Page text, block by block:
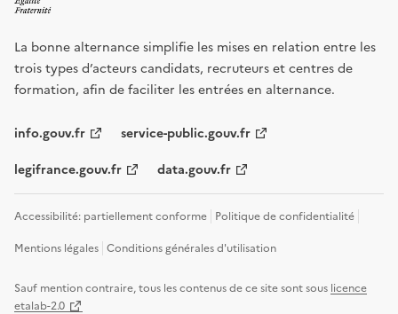
La bonne alternance simplifie les mises en relation entre les
trois types d’acteurs candidats, recruteurs et centres de
formation, afin de faciliter les entrées en alternance.
info.gouv.fr service-public.gouv.fr
legifrance.gouv.fr data.gouv.fr
Accessibilité: partiellement conforme Politique de confidentialité
Mentions légales Conditions générales d'utilisation
Sauf mention contraire, tous les contenus de ce site sont sous licence
etalab-2.0